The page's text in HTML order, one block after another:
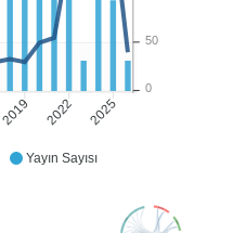
Yayın Sayısı
2019 2022 2025
50
0